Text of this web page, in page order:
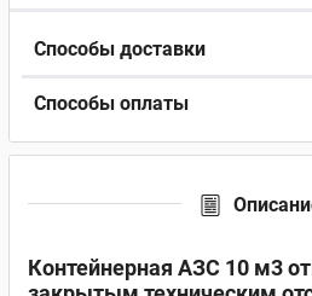
Способы доставки
Способы оплаты
Контейнерная АЗС 10 м3